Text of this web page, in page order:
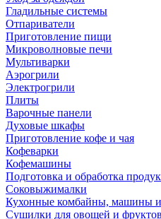
Гладильные системы
Отпариватели
Приготовление пищи
Микроволновые печи
Мультиварки
Аэрогрили
Электрогрили
Плиты
Варочные панели
Духовые шкафы
Приготовление кофе и чая
Кофеварки
Кофемашины
Подготовка и обработка
Соковыжималки
Кухонные комбайны, машины
Сушилки для овощей и фруктов